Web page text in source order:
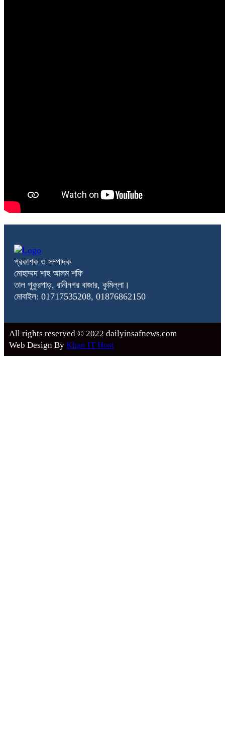
প্রকাশক ও সম্পাদক
মোহাম্মদ শাহ আলম শফি
তাল পুকুরপাড়, রানীনগর বাজার, কুমিল্লা।
মোবাইল: 01717535208, 01876862150
All rights reserved © 2022 dailyinsafnews.com
Web Design By Khan IT Host